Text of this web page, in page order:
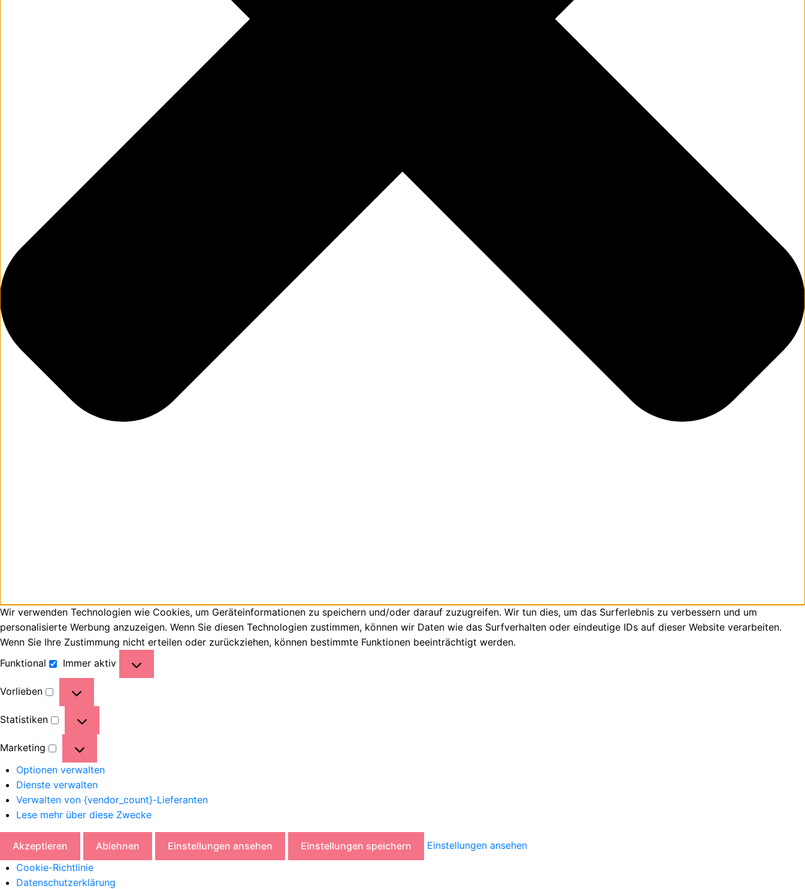
Wir verwenden Technologien wie Cookies, um Geräteinformationen zu speichern und/oder darauf zuzugreifen. Wir tun dies, um das Surferlebnis zu verbessern und um
personalisierte Werbung anzuzeigen. Wenn Sie diesen Technologien zustimmen, können wir Daten wie das Surfverhalten oder eindeutige IDs auf dieser Website verarbeiten.
Wenn Sie Ihre Zustimmung nicht erteilen oder zurückziehen, können bestimmte Funktionen beeinträchtigt werden.
Funktional
Immer aktiv
Vorlieben
Statistiken
Marketing
Optionen verwalten
Dienste verwalten
Verwalten von {vendor_count}-Lieferanten
Lese mehr über diese Zwecke
Akzeptieren Ablehnen Einstellungen ansehen Einstellungen speichern
Einstellungen ansehen
Cookie-Richtlinie
Datenschutzerklärung